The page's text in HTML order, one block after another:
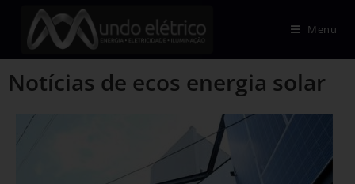
Menu
Notícias de ecos energia solar